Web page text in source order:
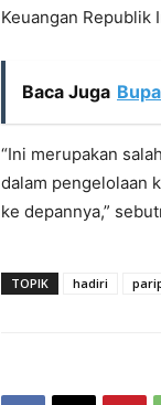
Keuangan Republik
Baca Juga
“Ini merupakan
dalam pengelolaan
ke depannya,”
TOPIK hadiri